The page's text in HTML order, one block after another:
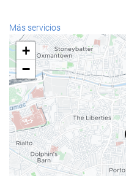
Servicios de recepción
Recepción 24 horas
Guardaequipaje
Comida y bebida
Restaurante a la carta
Bar
Acceso a Internet
Más servicios
+
−